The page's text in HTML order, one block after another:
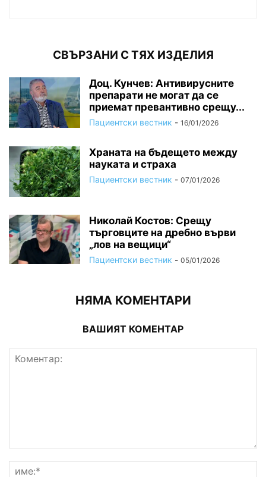
СВЪРЗАНИ С ТЯХ ИЗДЕЛИЯ
Доц. Кунчев: Антивирусните
препарати не могат да се
приемат превантивно срещу...
Пациентски вестник - 16/01/2026
Храната на бъдещето между
науката и страха
Пациентски вестник - 07/01/2026
Николай Костов: Срещу
търговците на дребно върви
„лов на вещици“
Пациентски вестник - 05/01/2026
НЯМА КОМЕНТАРИ
ВАШИЯТ КОМЕНТАР